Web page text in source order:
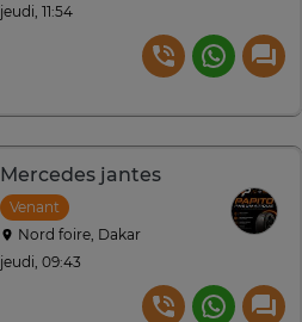
jeudi, 11:54
Mercedes jantes
Venant
Nord foire, Dakar
jeudi, 09:43